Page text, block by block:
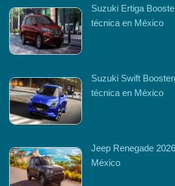
Suzuki Ertiga
técnica en México
Suzuki Swift
técnica en México
Jeep Renegade
México